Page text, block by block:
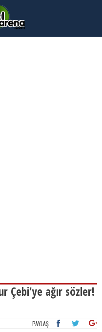
Çebi'ye ağır sözler!
PAYLAŞ